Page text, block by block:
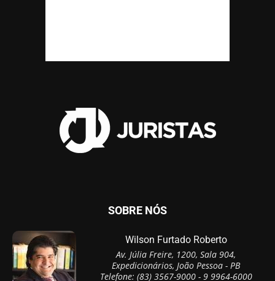
SOBRE NÓS
Wilson Furtado Roberto
Av. Júlia Freire, 1200, Sala 904,
Expedicionários, João Pessoa - PB
Telefone: (83) 3567-9000 - 9 9964-6000